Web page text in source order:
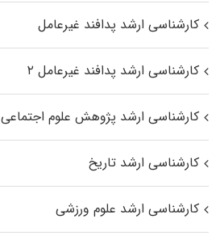
کارشناسی ارشد پدافند غیرعامل
کارشناسی ارشد پدافند غیرعامل ۲
کارشناسی ارشد پژوهش علوم اجتماعی
کارشناسی ارشد تاریخ
کارشناسی ارشد علوم ورزشی